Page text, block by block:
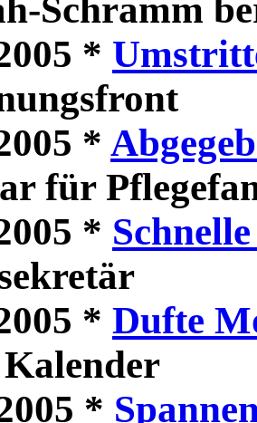
Schramm
*
*
für
*
* Dufte
*